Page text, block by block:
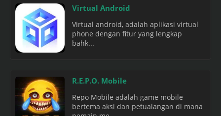
Virtual Android
Virtual android, adalah aplikasi virtual
phone dengan fitur yang lengkap
bahk...
R.E.P.O. Mobile
Repo Mobile adalah game mobile
bertema aksi dan petualangan di mana